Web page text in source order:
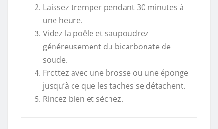
Laissez tremper pendant 30 minutes à
une heure.
Videz la poêle et saupoudrez
généreusement du bicarbonate de
soude.
Frottez avec une brosse ou une éponge
jusqu’à ce que les taches se détachent.
Rincez bien et séchez.